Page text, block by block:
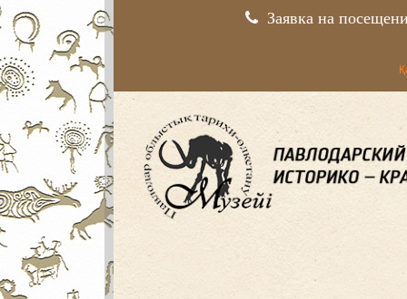
Заявка на